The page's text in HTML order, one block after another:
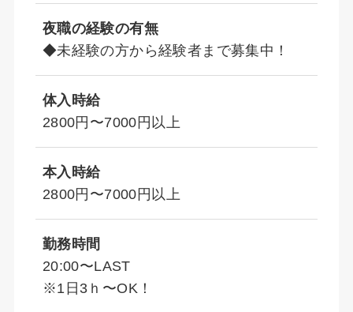
夜職の経験の有無
◆未経験の方から経験者まで募集中！
体入時給
2800円〜7000円以上
本入時給
2800円〜7000円以上
勤務時間
20:00〜LAST
※1日3ｈ〜OK！